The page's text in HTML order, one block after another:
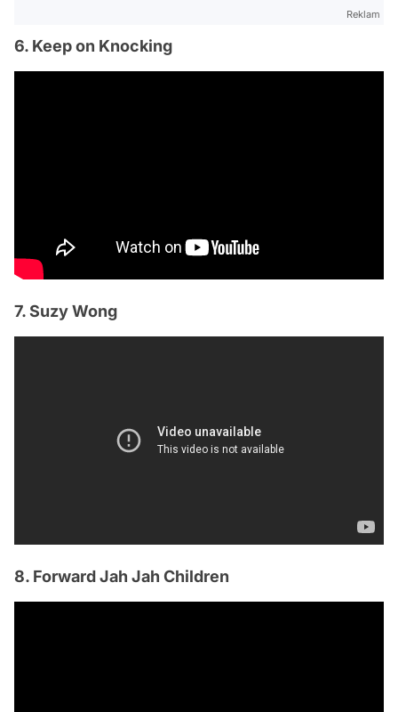
Reklam
6. Keep on Knocking
7. Suzy Wong
8. Forward Jah Jah Children